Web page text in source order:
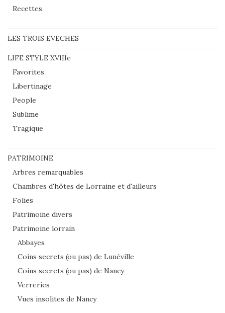
Recettes
LES TROIS EVECHES
LIFE STYLE XVIIIe
Favorites
Libertinage
People
Sublime
Tragique
PATRIMOINE
Arbres remarquables
Chambres d'hôtes de Lorraine et d'ailleurs
Folies
Patrimoine divers
Patrimoine lorrain
Abbayes
Coins secrets (ou pas) de Lunéville
Coins secrets (ou pas) de Nancy
Verreries
Vues insolites de Nancy